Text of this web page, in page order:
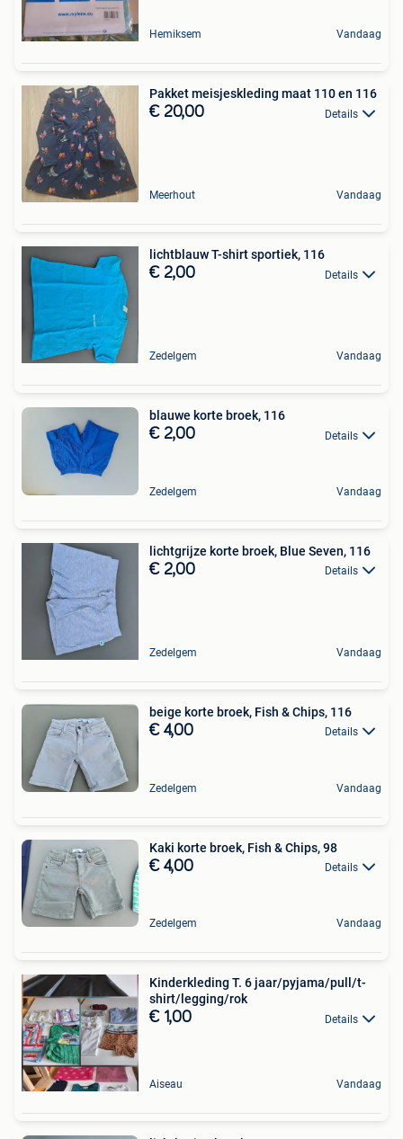
Hemiksem Vandaag
Pakket meisjeskleding maat 110 en 116
€ 20,00 Details
Meerhout Vandaag
lichtblauw T-shirt sportiek, 116
€ 2,00 Details
Zedelgem Vandaag
blauwe korte broek, 116
€ 2,00 Details
Zedelgem Vandaag
lichtgrijze korte broek, Blue Seven, 116
€ 2,00 Details
Zedelgem Vandaag
beige korte broek, Fish & Chips, 116
€ 4,00 Details
Zedelgem Vandaag
Kaki korte broek, Fish & Chips, 98
€ 4,00 Details
Zedelgem Vandaag
Kinderkleding T. 6 jaar/pyjama/pull/t-
shirt/legging/rok
€ 1,00 Details
Aiseau Vandaag